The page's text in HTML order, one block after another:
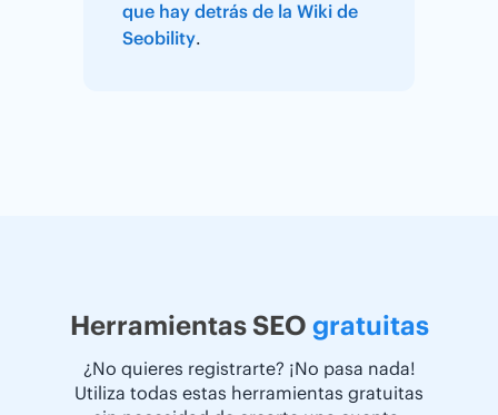
que hay detrás de la Wiki de
Seobility.
Herramientas SEO gratuitas
¿No quieres registrarte? ¡No pasa nada!
Utiliza todas estas herramientas gratuitas